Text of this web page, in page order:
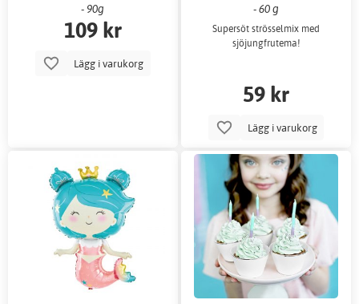
- 90g
109 kr
Lägg i varukorg
- 60 g
Supersöt strösselmix med
sjöjungfrutema!
59 kr
Lägg i varukorg